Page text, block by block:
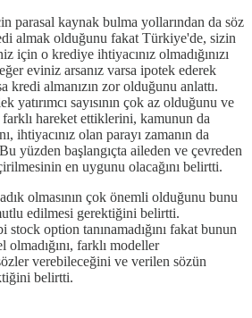
parasal kaynak bulma yollarından da söz
almak olduğunu fakat Türkiye'de, sizin
için o krediye ihtiyacınız olmadığınızı
eviniz arsanız varsa ipotek ederek
kredi almanızın zor olduğunu anlattı.
yatırımcı sayısının çok az olduğunu ve
hareket ettiklerini, kamunun da
ihtiyacınız olan parayı zamanın da
yüzden başlangıçta aileden ve çevreden
en uygunu olacağını belirtti.
olmasının çok önemli olduğunu bunu
edilmesi gerektiğini belirtti.
option tanınamadığını fakat bunun
farklı modeller
verebileceğini ve verilen sözün
belirtti.